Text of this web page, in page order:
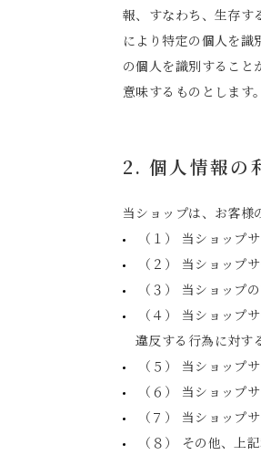
報、すなわち、生存す
により特定の個人を識
の個人を識別すること
意味するものとします。
2. 個人情報の
当ショップは、お客様
（１） 当ショップ
（２） 当ショップ
（３） 当ショップ
（４） 当ショップ
違反する行為に対す
（５） 当ショップ
（６） 当ショップ
（７） 当ショップ
（８） その他、上